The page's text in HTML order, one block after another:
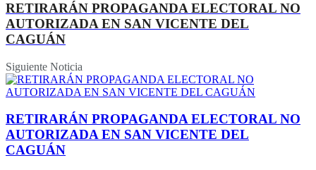
RETIRARÁN PROPAGANDA ELECTORAL NO
AUTORIZADA EN SAN VICENTE DEL
CAGUÁN
Siguiente Noticia
RETIRARÁN PROPAGANDA ELECTORAL NO
AUTORIZADA EN SAN VICENTE DEL
CAGUÁN